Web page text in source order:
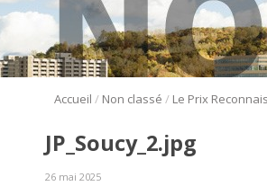
Accueil / Non classé /
JP_Soucy_2.jpg
26 mai 2025